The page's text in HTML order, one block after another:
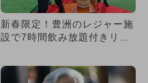
新春限定！豊洲のレジャー施
設で7時間飲み放題付きリゾ